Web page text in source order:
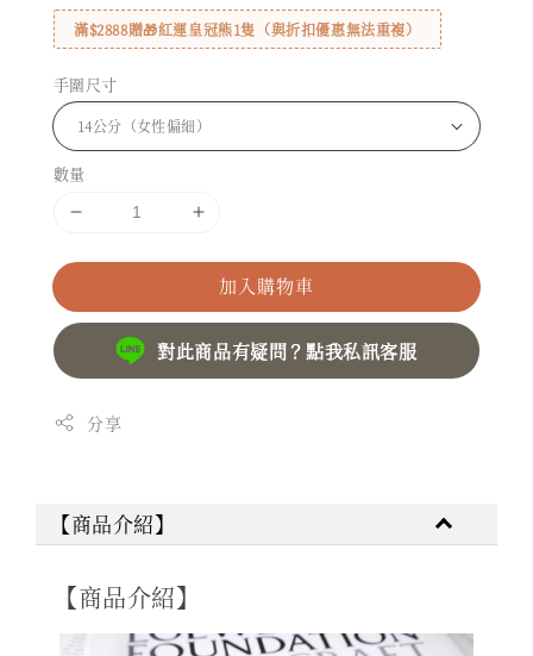
滿$2888贈🎁紅運皇冠熊1隻（與折扣優惠無法重複）
手圍尺寸
數量
加入購物車
對此商品有疑問？點我私訊客服
分享
【商品介紹】
【商品介紹】